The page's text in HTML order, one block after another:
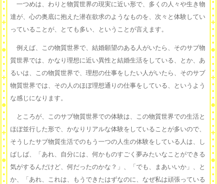
一つめは、わりと物質世界の現実に近い形で、多くの人々や生き物
達が、心の奥底に抱えた潜在欲求のようなものを、次々と体験してい
っていることが、とても多い、ということが言えます。
例えば、この物質世界で、結婚願望のある人がいたら、そのサブ物
質世界では、かなり理想に近い異性と結婚生活をしている、とか、あ
るいは、この物質世界で、理想の仕事をしたい人がいたら、そのサブ
物質世界では、その人のほぼ理想通りの仕事をしている、というよう
な感じになります。
ところが、このサブ物質世界での体験は、この物質世界での生活と
ほぼ並行した形で、かなりリアルな体験をしていることが多いので、
そうしたサブ物質生活でのもう一つの人生の体験をしている人は、し
ばしば、「あれ、自分には、何かものすごく夢みたいなことができる
気がするんだけど、何だったのかな？」、「でも、まあいいか」、と
か、「あれ、これは、もうできたはずなのに、なぜ私は頑張っている